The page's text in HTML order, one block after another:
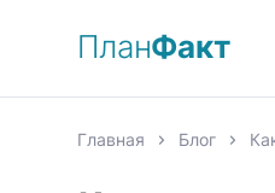
ПланФакт
Главная Блог